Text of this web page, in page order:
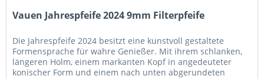
Vauen Jahrespfeife 2024 9mm Filterpfeife
Die Jahrespfeife 2024 besitzt eine kunstvoll gestaltete
Formensprache für wahre Genießer. Mit ihrem schlanken,
längeren Holm, einem markanten Kopf in angedeuteter
konischer Form und einem nach unten abgerundeten